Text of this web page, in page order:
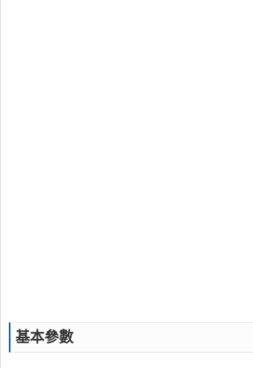
基本參數